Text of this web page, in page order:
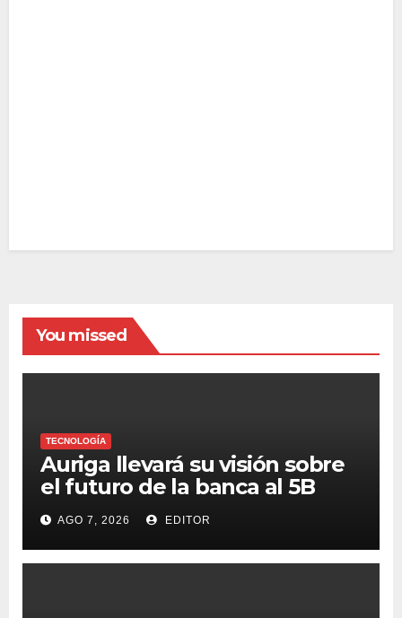
You missed
TECNOLOGÍA
Auriga llevará su visión sobre
el futuro de la banca al 5B
Digital Summit 2026
AGO 7, 2026 EDITOR